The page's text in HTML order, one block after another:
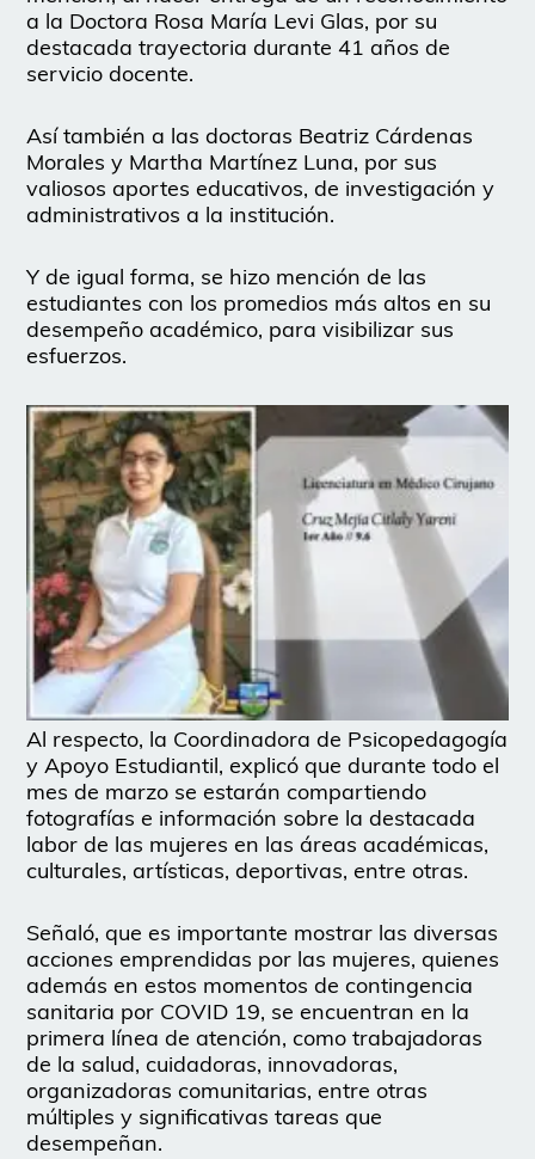
a la Doctora Rosa María Levi Glas, por su
destacada trayectoria durante 41 años de
servicio docente.
Así también a las doctoras Beatriz Cárdenas
Morales y Martha Martínez Luna, por sus
valiosos aportes educativos, de investigación y
administrativos a la institución.
Y de igual forma, se hizo mención de las
estudiantes con los promedios más altos en su
desempeño académico, para visibilizar sus
esfuerzos.
Al respecto, la Coordinadora de Psicopedagogía
y Apoyo Estudiantil, explicó que durante todo el
mes de marzo se estarán compartiendo
fotografías e información sobre la destacada
labor de las mujeres en las áreas académicas,
culturales, artísticas, deportivas, entre otras.
Señaló, que es importante mostrar las diversas
acciones emprendidas por las mujeres, quienes
además en estos momentos de contingencia
sanitaria por COVID 19, se encuentran en la
primera línea de atención, como trabajadoras
de la salud, cuidadoras, innovadoras,
organizadoras comunitarias, entre otras
múltiples y significativas tareas que
desempeñan.